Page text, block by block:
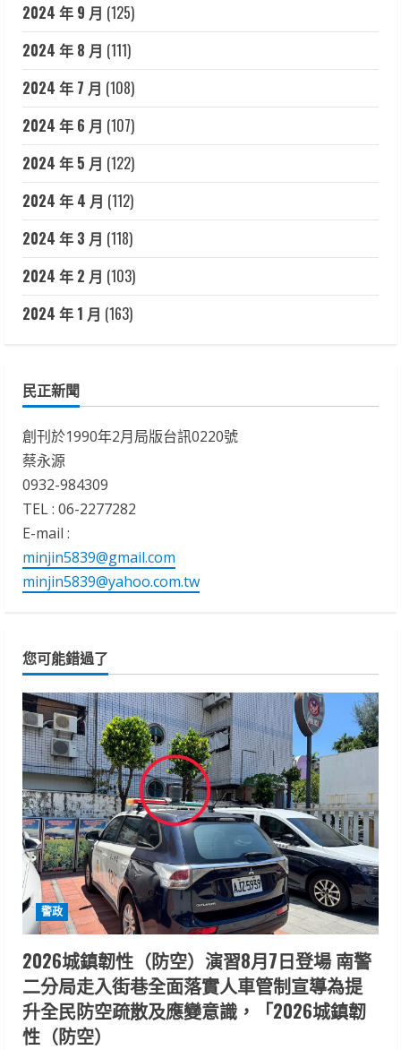
2024 年 9 月 (125)
2024 年 8 月 (111)
2024 年 7 月 (108)
2024 年 6 月 (107)
2024 年 5 月 (122)
2024 年 4 月 (112)
2024 年 3 月 (118)
2024 年 2 月 (103)
2024 年 1 月 (163)
民正新聞
創刊於1990年2月局版台訊0220號
蔡永源
0932-984309
TEL : 06-2277282
E-mail :
minjin5839@gmail.com
minjin5839@yahoo.com.tw
您可能錯過了
警政
2026城鎮韌性（防空）演習8月7日登場 南警
二分局走入街巷全面落實人車管制宣導為提
升全民防空疏散及應變意識，「2026城鎮韌
性（防空）